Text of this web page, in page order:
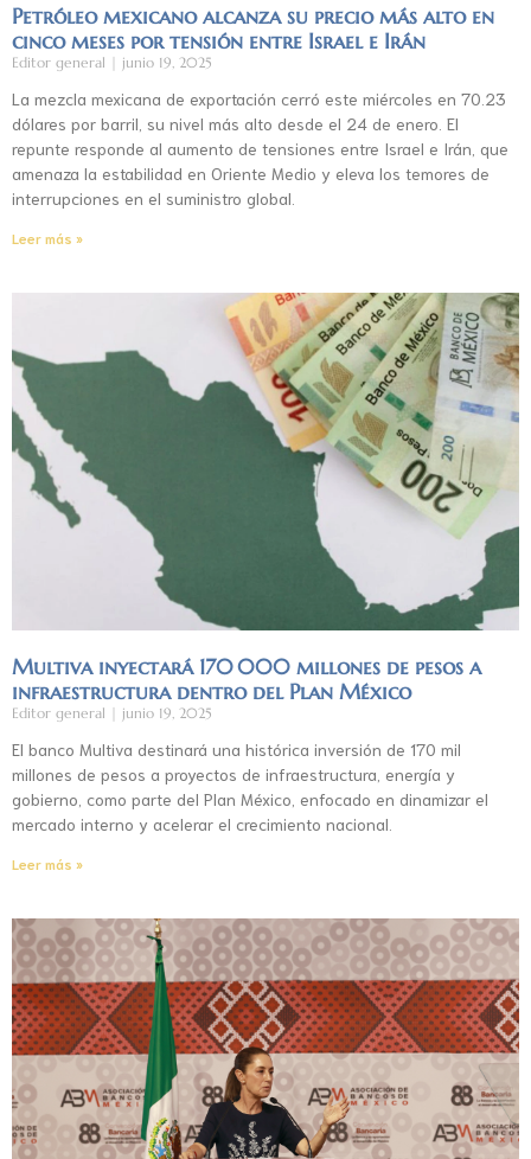
Petróleo mexicano alcanza su precio más alto en
cinco meses por tensión entre Israel e Irán
Editor general junio 19, 2025
La mezcla mexicana de exportación cerró este miércoles en 70.23
dólares por barril, su nivel más alto desde el 24 de enero. El
repunte responde al aumento de tensiones entre Israel e Irán, que
amenaza la estabilidad en Oriente Medio y eleva los temores de
interrupciones en el suministro global.
Leer más »
Multiva inyectará 170 000 millones de pesos a
infraestructura dentro del Plan México
Editor general junio 19, 2025
El banco Multiva destinará una histórica inversión de 170 mil
millones de pesos a proyectos de infraestructura, energía y
gobierno, como parte del Plan México, enfocado en dinamizar el
mercado interno y acelerar el crecimiento nacional.
Leer más »